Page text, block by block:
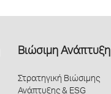
Βιώσιμη Ανάπτυξη
Στρατηγική Βιώσιμης
Ανάπτυξης & ESG